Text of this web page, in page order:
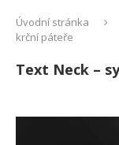
Úvodní stránka
krční páteře
Text Neck –